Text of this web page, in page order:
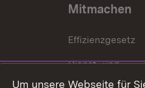
Mitmachen
Effizienzgesetz
Dienst- und
Um unsere Webseite für